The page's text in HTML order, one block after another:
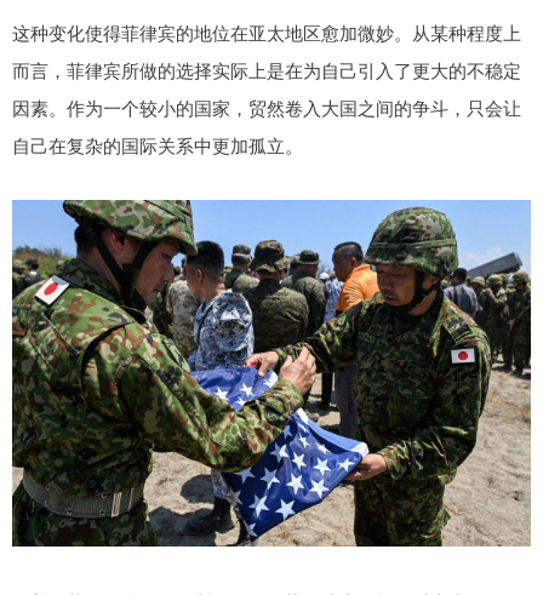
这种变化使得菲律宾的地位在亚太地区愈加微妙。从某种程度上
而言，菲律宾所做的选择实际上是在为自己引入了更大的不稳定
因素。作为一个较小的国家，贸然卷入大国之间的争斗，只会让
自己在复杂的国际关系中更加孤立。